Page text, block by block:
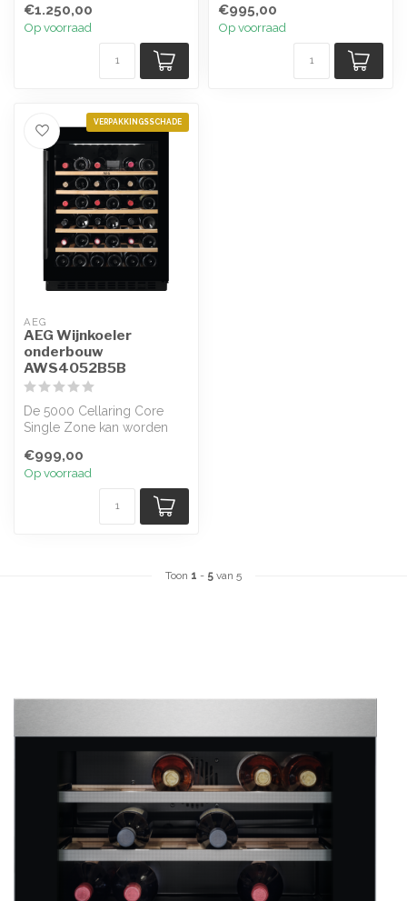
€1.250,00
Op voorraad
houten leg...
€995,00
Op voorraad
VERPAKKINGSSCHADE
AEG
AEG Wijnkoeler
onderbouw
AWS4052B5B
De 5000 Cellaring Core
Single Zone kan worden
voor se...
€999,00
Op voorraad
Toon 1 - 5 van 5